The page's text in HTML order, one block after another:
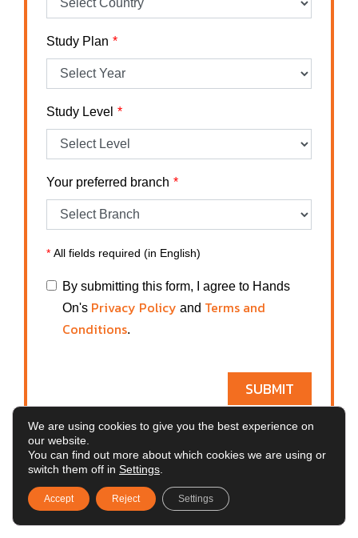
Study Plan
Study Level
Your preferred branch
* All fields required (in English)
By submitting this form, I agree to Hands
On's Privacy Policy and Terms and
Conditions.
SUBMIT
We are using cookies to give you the best experience on
our website.
You can find out more about which cookies we are using or
switch them off in Settings
Accept Reject Settings